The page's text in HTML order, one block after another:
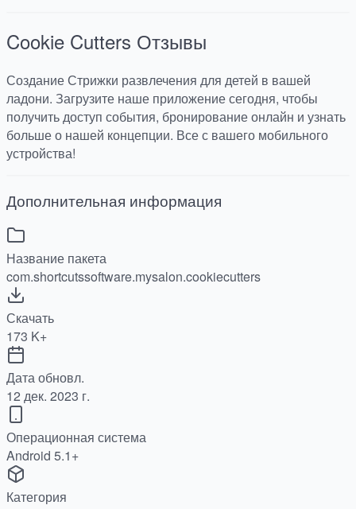
Cookie Cutters Отзывы
Создание Стрижки развлечения для детей в вашей
ладони. Загрузите наше приложение сегодня, чтобы
получить доступ события, бронирование онлайн и узнать
больше о нашей концепции. Все с вашего мобильного
устройства!
Дополнительная информация
Название пакета
com.shortcutssoftware.mysalon.cookiecutters
Скачать
173 K+
Дата обновл.
12 дек. 2023 г.
Операционная система
Android 5.1+
Категория